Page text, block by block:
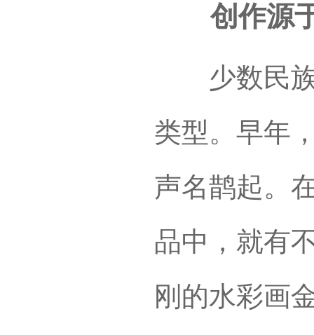
创作源
少数民族
类型。早年
声名鹊起。
品中，就有
刚的水彩画